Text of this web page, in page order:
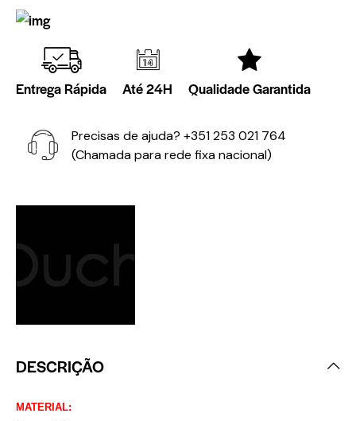
Entrega Rápida Até 24H Qualidade Garantida
Precisas de ajuda? +351 253 021 764
(Chamada para rede fixa nacional)
DESCRIÇÃO
MATERIAL: